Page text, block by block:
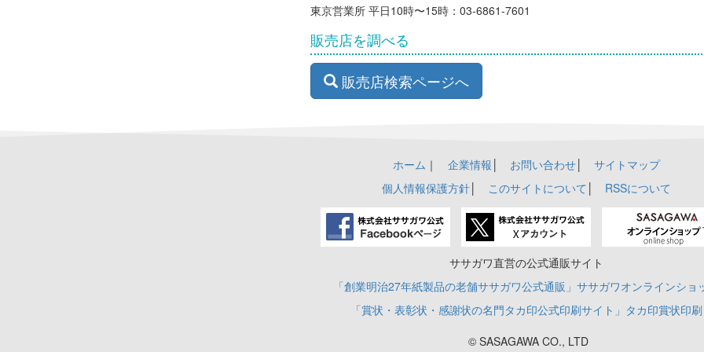
東京営業所 平日10時〜15時：03-6861-7601
販売店を調べる
販売店検索ページへ
ホーム ｜ 企業情報 お問い合わせ│
サイトマップ
個人情報保護方針│ このサイトについて RSSについて
ササガワ直営の公式通販サイト
「創業明治27年紙製品の老舗ササガワ公式通販」ササガワオンラインショ
「賞状・表彰状・感謝状の名門タカ印公式印刷サイト」タカ印賞状印刷
© SASAGAWA CO., LTD